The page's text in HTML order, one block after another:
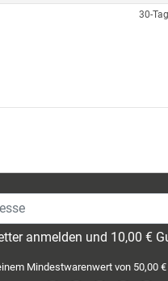
30-
anmelden und 10,00 €
Mindestwarenwert von 50,00 €